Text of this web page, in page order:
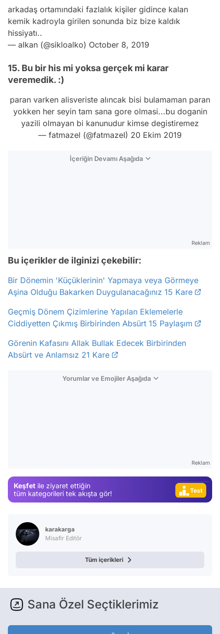
arkadaş ortamındaki fazlalık kişiler gidince kalan
kemik kadroyla girilen sonunda biz bize kaldık
hissiyatı..
— alkan (@sikloalko) October 8, 2019
15. Bu bir his mi yoksa gerçek mi karar
veremedik. :)
paran varken alisveriste alıncak bisi bulamaman paran
yokken her seyin tam sana gore olmasi...bu doganin
yazili olmayan bi kanunudur kimse degistiremez
— fatmazel (@fatmazeI) 20 Ekim 2019
İçeriğin Devamı Aşağıda
Reklam
Bu içerikler de ilginizi çekebilir:
Bir Dönemin 'Küçüklerinin' Yapmaya veya Görmeye
Aşina Olduğu Bakarken Duygulanacağınız 15 Kare
Geçmiş Dönem Çizimlerine Yapılan Eklemelerle
Ciddiyetten Çıkmış Birbirinden Absürt 15 Paylaşım
Görenin Kafasını Allak Bullak Edecek Birbirinden
Absürt ve Anlamsız 21 Kare
Yorumlar ve Emojiler Aşağıda
Reklam
Keşfet ile ziyaret ettiğin
tüm kategorileri tek akışta gör!
Test
karakarga
Misafir Editör
Tüm içerikleri
Sana Özel Seçtiklerimiz